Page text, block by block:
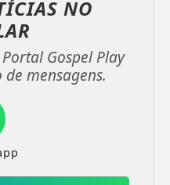
NO
Gospel Play
mensagens.